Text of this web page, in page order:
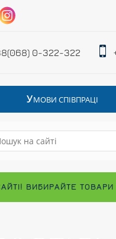
0-322-322
УМОВИ СПІВПРАЦІ
ВИБИРАЙТЕ